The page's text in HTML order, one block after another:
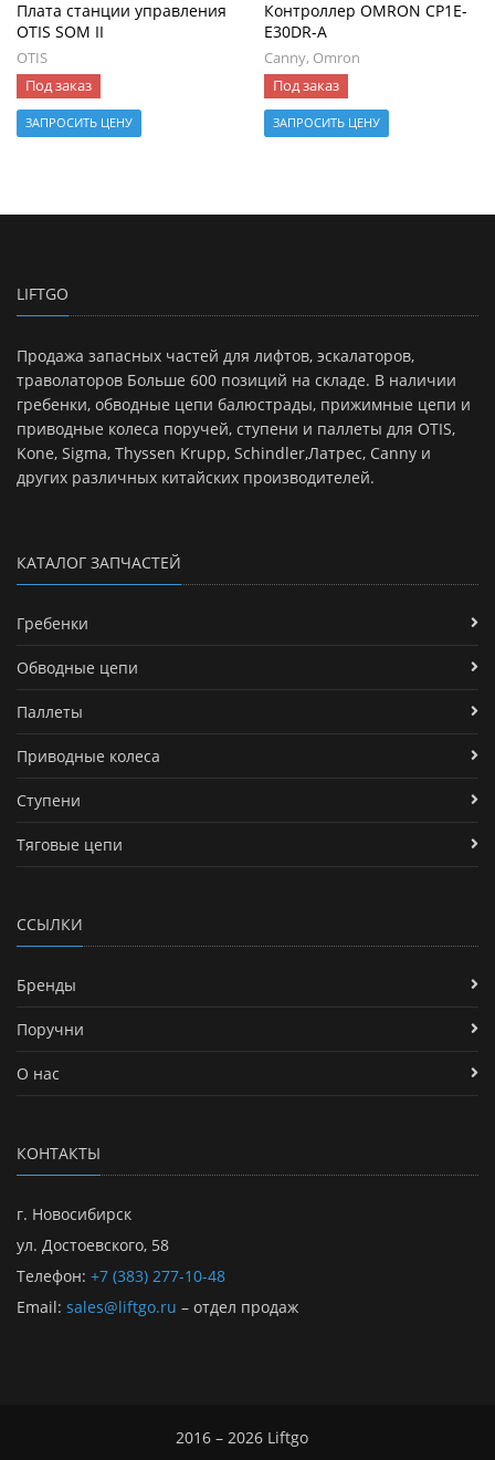
Плата станции управления
OTIS SOM II
OTIS
Под заказ
ЗАПРОСИТЬ ЦЕНУ
Контроллер OMRON CP1E-
E30DR-A
Canny, Omron
Под заказ
ЗАПРОСИТЬ ЦЕНУ
LIFTGO
Продажа запасных частей для лифтов, эскалаторов,
траволаторов Больше 600 позиций на складе. В наличии
гребенки, обводные цепи балюстрады, прижимные цепи и
приводные колеса поручей, ступени и паллеты для OTIS,
Kone, Sigma, Thyssen Krupp, Schindler,Латрес, Canny и
других различных китайских производителей.
КАТАЛОГ ЗАПЧАСТЕЙ
Гребенки
Обводные цепи
Паллеты
Приводные колеса
Ступени
Тяговые цепи
ССЫЛКИ
Бренды
Поручни
О нас
КОНТАКТЫ
г. Новосибирск
ул. Достоевского, 58
Телефон: +7 (383) 277-10-48
Email: sales@liftgo.ru – отдел продаж
2016 – 2026 Liftgo